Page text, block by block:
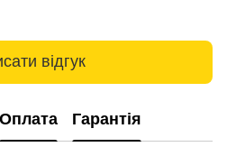
відгук
Оплата Гарантія